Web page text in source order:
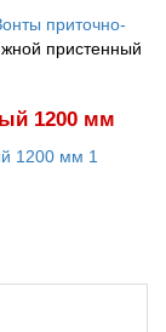
приточно-
пристенный
1200 мм